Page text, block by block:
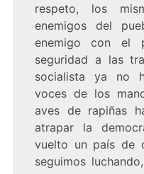
respeto, los
enemigos del
enemigo con el
seguridad a las
socialista ya no
voces de los
aves de rapiñas
atrapar la
vuelto un país de
seguimos